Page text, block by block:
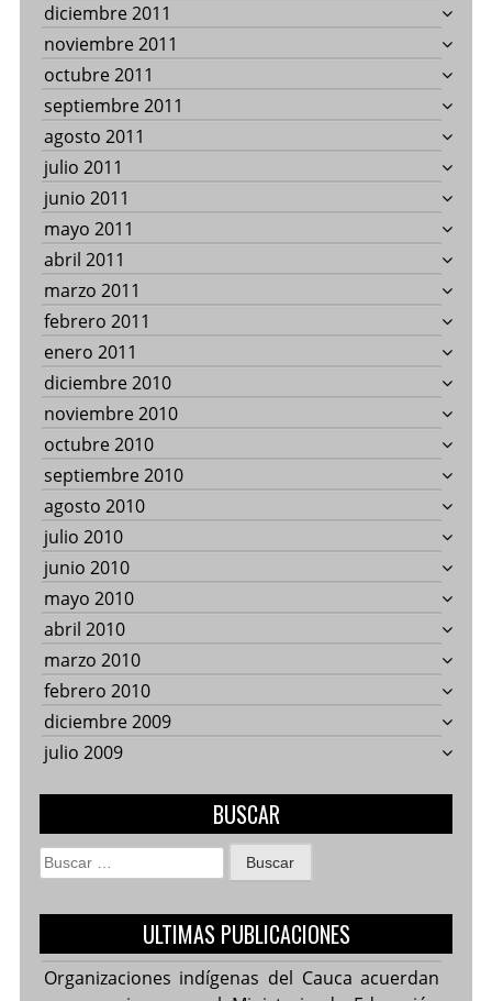
diciembre 2011
noviembre 2011
octubre 2011
septiembre 2011
agosto 2011
julio 2011
junio 2011
mayo 2011
abril 2011
marzo 2011
febrero 2011
enero 2011
diciembre 2010
noviembre 2010
octubre 2010
septiembre 2010
agosto 2010
julio 2010
junio 2010
mayo 2010
abril 2010
marzo 2010
febrero 2010
diciembre 2009
julio 2009
BUSCAR
Buscar:
ULTIMAS PUBLICACIONES
Organizaciones indígenas del Cauca acuerdan